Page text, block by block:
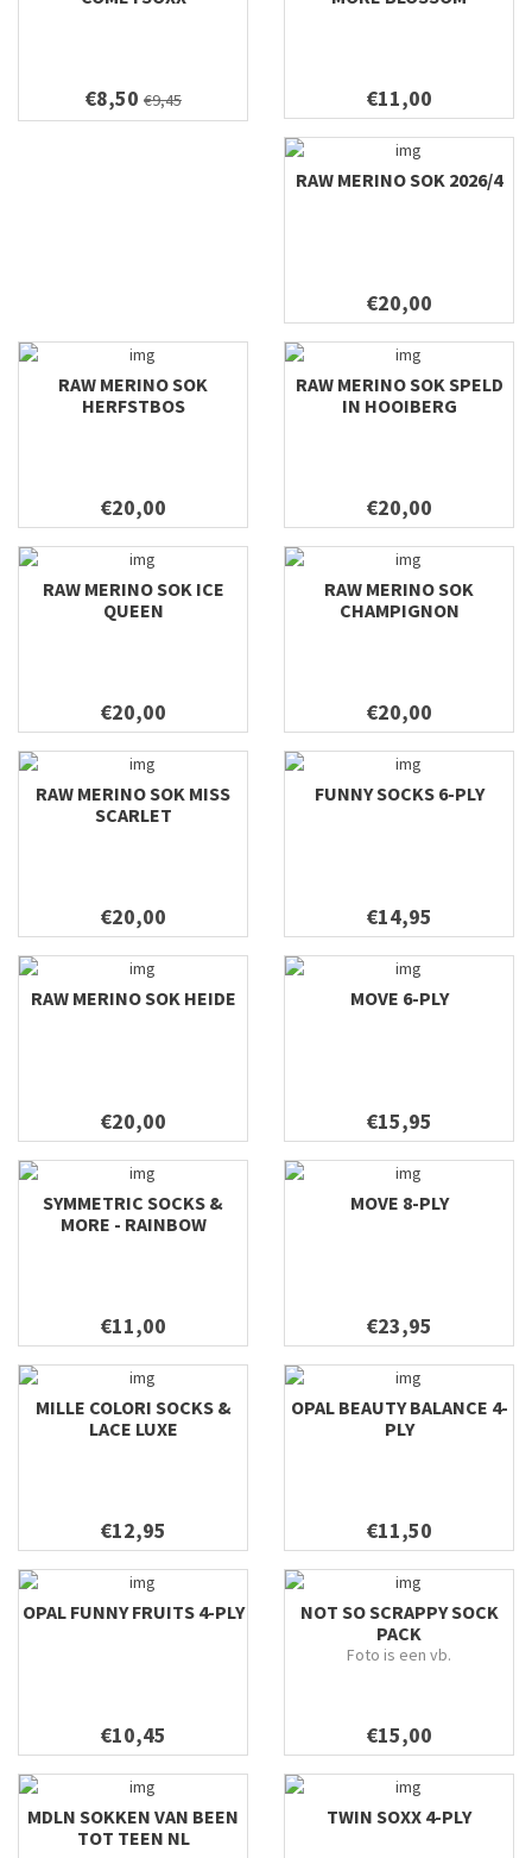
€8,50 €9,45 €11,00
RAW MERINO SOK 2026/4
€20,00
RAW MERINO SOK
HERFSTBOS
€20,00
RAW MERINO SOK SPELD
IN HOOIBERG
€20,00
RAW MERINO SOK ICE
QUEEN
€20,00
RAW MERINO SOK
CHAMPIGNON
€20,00
RAW MERINO SOK MISS
SCARLET
€20,00
FUNNY SOCKS 6-PLY
€14,95
RAW MERINO SOK HEIDE
€20,00
MOVE 6-PLY
€15,95
SYMMETRIC SOCKS &
MORE - RAINBOW
€11,00
MOVE 8-PLY
€23,95
MILLE COLORI SOCKS &
LACE LUXE
€12,95
OPAL BEAUTY BALANCE 4-
PLY
€11,50
OPAL FUNNY FRUITS 4-PLY
€10,45
NOT SO SCRAPPY SOCK
PACK
Foto is een vb.
€15,00
MDLN SOKKEN VAN BEEN
TOT TEEN NL
TWIN SOXX 4-PLY